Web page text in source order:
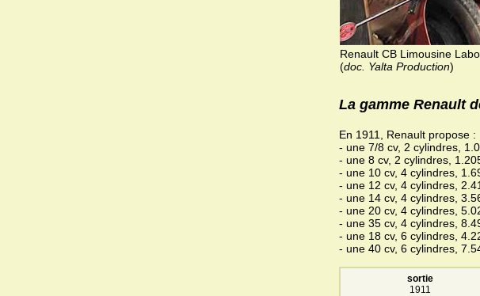
Renault CB Limousine
(doc. Yalta Production)
La gamme Renault
En 1911, Renault propose :
- une 7/8 cv, 2 cylindres,
- une 8 cv, 2 cylindres,
- une 10 cv, 4 cylindres,
- une 12 cv, 4 cylindres,
- une 14 cv, 4 cylindres,
- une 20 cv, 4 cylindres,
- une 35 cv, 4 cylindres,
- une 18 cv, 6 cylindres,
- une 40 cv, 6 cylindres,
sortie
1911